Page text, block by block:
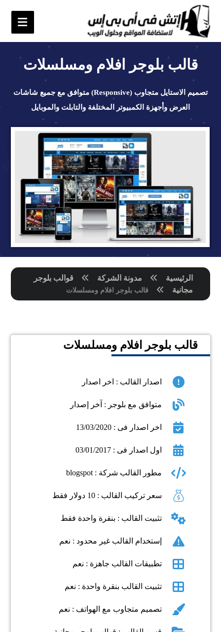
قالب بلوجر افلام ومسلسلات
تصميم الاستايل متجاوب (Responsive) متوافق مع جميع شاشات
العرض وأجهزة الكمبيوتر المختلفة والتابلت والموبايل
الرئيسية مدونة الشركة
قوالب بلوجر
مجانية
قالب بلوجر افلام ومسلسلات
قالب بلوجر افلام ومسلسلات
اصدار القالب : اخر اصدار
متوافق مع بلوجر : آخر إصدار
اخر اصدار فى : 13/03/2020
اول اصدار فى : 03/01/2017
مطور القالب شركة : blogspot
سعر تركيب القالب : 10 دولار فقط
تثبيت القالب : بنقرة واحدة فقط
إستخدام القالب غير محدود : نعم
تطبيقات القالب جاهزة : نعم
تثبيت القالب بنقرة واحدة : نعم
تصميم متجاوب مع الهواتف : نعم